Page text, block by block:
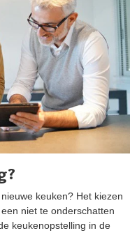
keuken? Het kiezen
niet te onderschatten
keukenopstelling in de